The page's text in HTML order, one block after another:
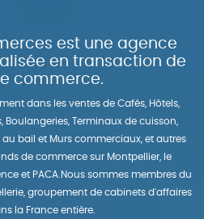
est une agence
en transaction de
commerce.
dans les ventes de Cafés, Hôtels,
Boulangeries, Terminaux de cuisson,
bail et Murs commerciaux, et autres
de commerce sur Montpellier, le
et PACA.Nous sommes membres du
groupement de cabinets d'affaires
la France entière.